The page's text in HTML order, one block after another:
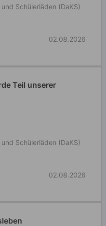
Schülerläden (DaKS)
02.08.2026
Teil unserer
Schülerläden (DaKS)
02.08.2026